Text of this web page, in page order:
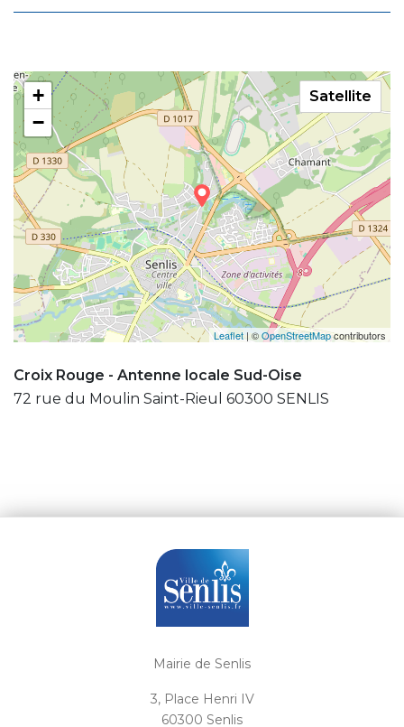
+
−
Leaflet | ©OpenStreetMapcontributors
Satellite
Croix Rouge - Antenne locale Sud-Oise
72 rue du Moulin Saint-Rieul 60300 SENLIS
Mairie de Senlis
3, Place Henri IV
60300 Senlis